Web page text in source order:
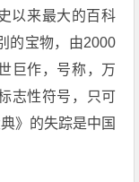
以来最大的百科
的宝物，由2000
巨作，号称，万
志性符号，只可
》的失踪是中国